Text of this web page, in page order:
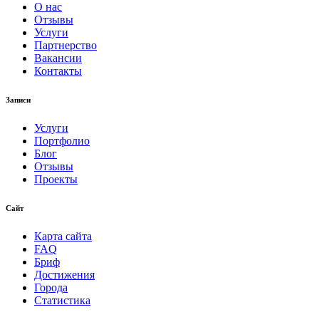
О нас
Отзывы
Услуги
Партнерство
Вакансии
Контакты
Записи
Услуги
Портфолио
Блог
Отзывы
Проекты
Сайт
Карта сайта
FAQ
Бриф
Достижения
Города
Статистика